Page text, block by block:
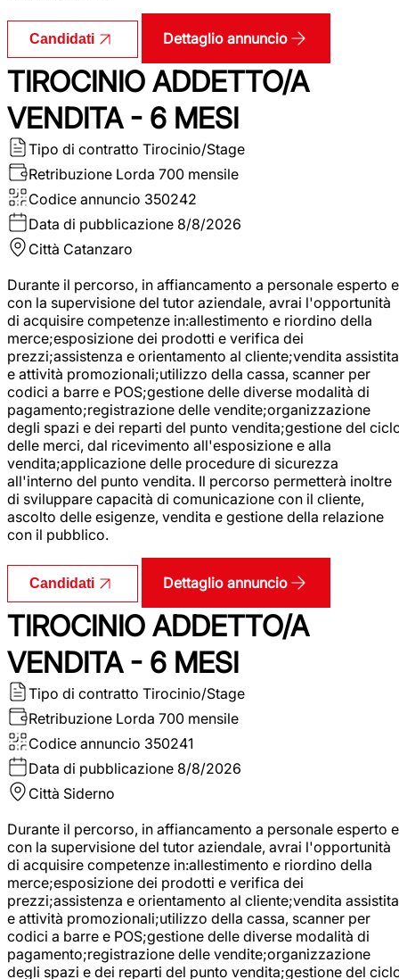
Candidati Dettaglio annuncio
TIROCINIO ADDETTO/A
VENDITA - 6 MESI
Tipo di contratto Tirocinio/Stage
Retribuzione Lorda 700 mensile
Codice annuncio 350242
Data di pubblicazione 8/8/2026
Città Catanzaro
Durante il percorso, in affiancamento a personale esperto e
con la supervisione del tutor aziendale, avrai l'opportunità
di acquisire competenze in:allestimento e riordino della
merce;esposizione dei prodotti e verifica dei
prezzi;assistenza e orientamento al cliente;vendita assistita
e attività promozionali;utilizzo della cassa, scanner per
codici a barre e POS;gestione delle diverse modalità di
pagamento;registrazione delle vendite;organizzazione
degli spazi e dei reparti del punto vendita;gestione del
delle merci, dal ricevimento all'esposizione e alla
vendita;applicazione delle procedure di sicurezza
all'interno del punto vendita. Il percorso permetterà inoltre
di sviluppare capacità di comunicazione con il cliente,
ascolto delle esigenze, vendita e gestione della relazione
con il pubblico.
Candidati Dettaglio annuncio
TIROCINIO ADDETTO/A
VENDITA - 6 MESI
Tipo di contratto Tirocinio/Stage
Retribuzione Lorda 700 mensile
Codice annuncio 350241
Data di pubblicazione 8/8/2026
Città Siderno
Durante il percorso, in affiancamento a personale esperto e
con la supervisione del tutor aziendale, avrai l'opportunità
di acquisire competenze in:allestimento e riordino della
merce;esposizione dei prodotti e verifica dei
prezzi;assistenza e orientamento al cliente;vendita assistita
e attività promozionali;utilizzo della cassa, scanner per
codici a barre e POS;gestione delle diverse modalità di
pagamento;registrazione delle vendite;organizzazione
degli spazi e dei reparti del punto vendita;gestione del